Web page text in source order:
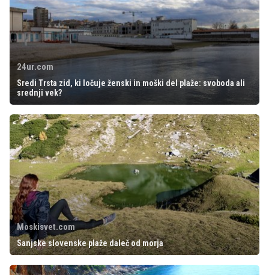
24ur.com
Sredi Trsta zid, ki ločuje ženski in moški del plaže: svoboda ali
srednji vek?
Moskisvet.com
Sanjske slovenske plaže daleč od morja